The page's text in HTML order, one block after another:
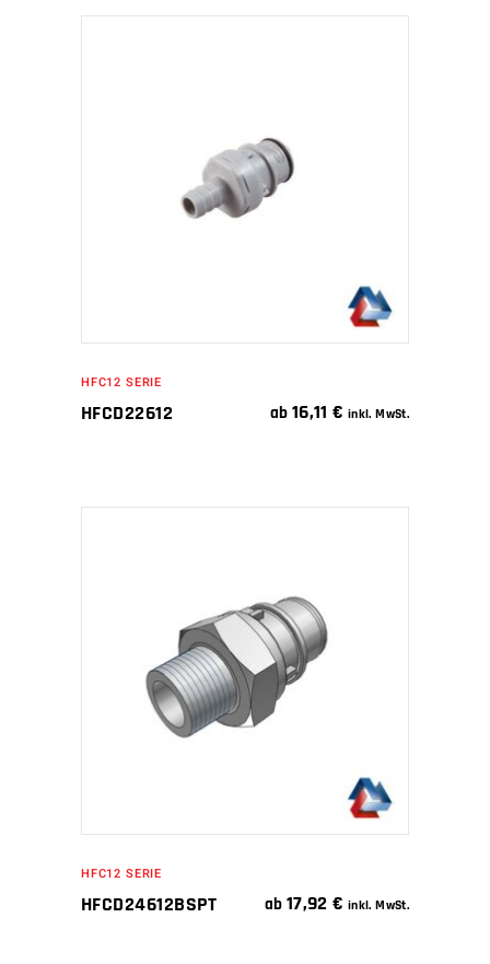
IN DEN WARENKORB
HFC12 SERIE
HFCD22612 ab 16,11€ inkl. MwSt.
IN DEN WARENKORB
HFC12 SERIE
HFCD24612BSPT ab 17,92€ inkl. MwSt.